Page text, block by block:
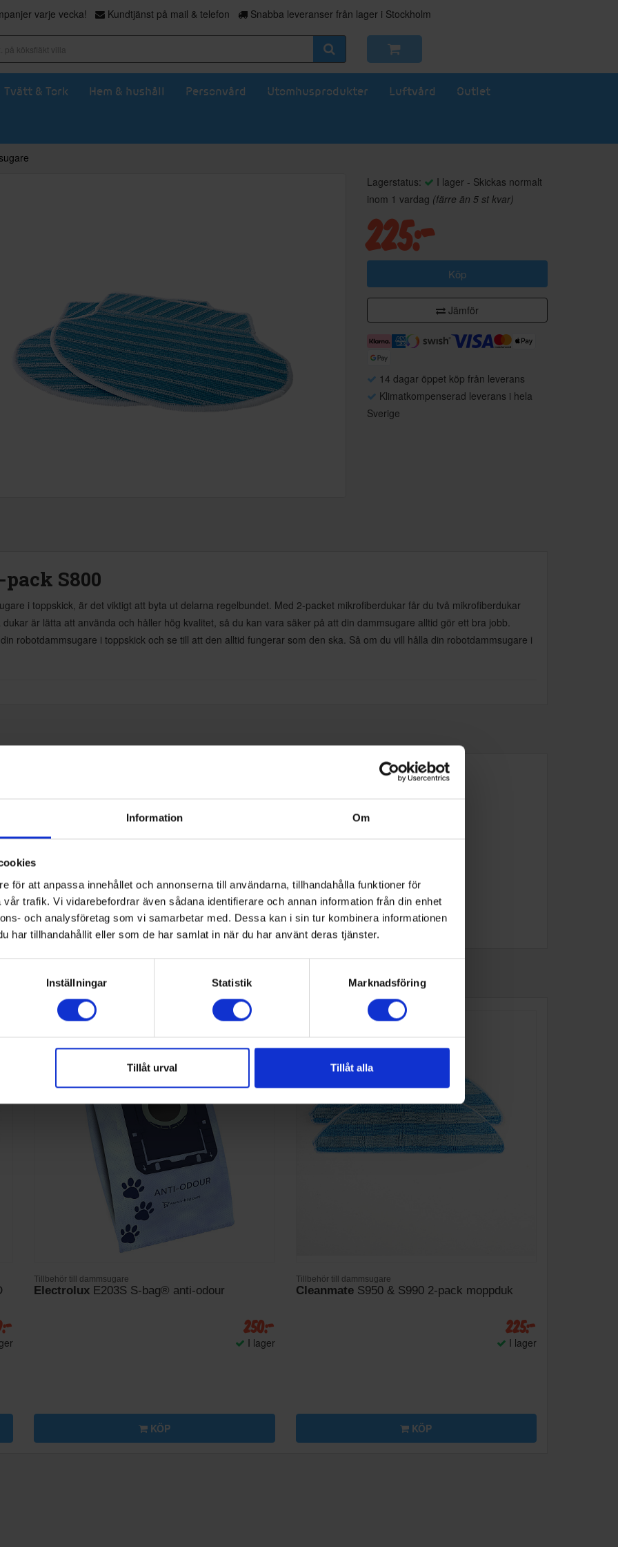
Information Om
för att anpassa innehållet och annonserna till användarna, tillhandahålla funktioner för
trafik. Vi vidarebefordrar även sådana identifierare och annan information från din enhet
och analysföretag som vi samarbetar med. Dessa kan i sin tur kombinera informationen
har tillhandahållit eller som de har samlat in när du har använt deras tjänster.
Inställningar Statistik Marknadsföring
Tillåt urval Tillåt alla
varje vecka! Kundtjänst på mail & telefon Snabba leveranser från lager i Stockholm
Tvätt & Tork Hem & hushåll Personvård Utomhusprodukter Luftvård Outlet
Lagerstatus:
I lager - Skickas normalt
inom 1 vardag (färre än 5 st kvar)
225:-
Köp
Jämför
14 dagar öppet köp från leverans
Klimatkompenserad leverans i hela
Sverige
S800
i toppskick, är det viktigt att byta ut delarna regelbundet. Med 2-packet mikrofiberdukar får du två mikrofiberdukar
är lätta att använda och håller hög kvalitet, så du kan vara säker på att din dammsugare alltid gör ett bra jobb.
robotdammsugare i toppskick och se till att den alltid fungerar som den ska. Så om du vill hålla din robotdammsugare i
2-pack S800
till Robotdammsugare
kategori
Tillbehör till dammsugare
Electrolux E203S S-bag® anti-odour
250:-
I lager
KÖP
Tillbehör till dammsugare
CleanmateS950 & S990 2-pack moppduk
225:-
I lager
KÖP